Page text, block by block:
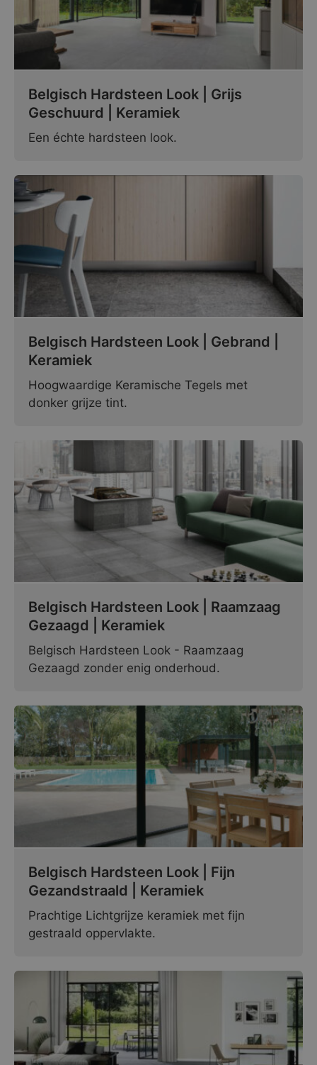
Belgisch Hardsteen Look | Grijs
Geschuurd | Keramiek
Een échte hardsteen look.
Belgisch Hardsteen Look | Gebrand |
Keramiek
Hoogwaardige Keramische Tegels met
donker grijze tint.
Belgisch Hardsteen Look | Raamzaag
Gezaagd | Keramiek
Belgisch Hardsteen Look - Raamzaag
Gezaagd zonder enig onderhoud.
Belgisch Hardsteen Look | Fijn
Gezandstraald | Keramiek
Prachtige Lichtgrijze keramiek met fijn
gestraald oppervlakte.